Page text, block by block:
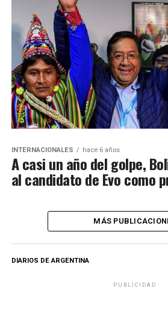
INTERNACIONALES hace 6 años
A casi un año del golpe,
al candidato de Evo como
MÁS
DIARIOS DE ARGENTINA
PUBLICIDAD